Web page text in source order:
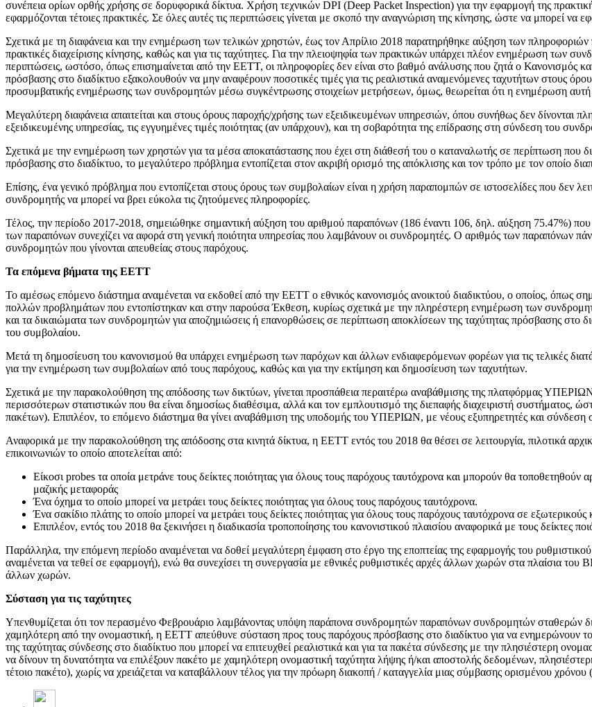
συνέπεια ορίων ορθής χρήσης σε δορυφορικά δίκτυα. Χρήση τεχνικών DPI (Deep Packet Inspection) για την εφαρμογή της
εφαρμόζονται τέτοιες πρακτικές. Σε όλες αυτές τις περιπτώσεις γίνεται με σκοπό την αναγνώριση της κίνησης, ώστε να μπορεί να
Σχετικά με τη διαφάνεια και την ενημέρωση των τελικών χρηστών, έως τον Απρίλιο 2018 παρατηρήθηκε αύξηση των
πρακτικές διαχείρισης κίνησης, καθώς και για τις ταχύτητες. Για την πλειοψηφία των πρακτικών υπάρχει πλέον ενημέρωση των
περιπτώσεις, ωστόσο, όπως επισημαίνεται από την ΕΕΤΤ, οι πληροφορίες δεν είναι στο βαθμό ανάλυσης που ζητά ο Κανονισμός
πρόσβασης στο διαδίκτυο εξακολουθούν να μην αναφέρουν ποσοτικές τιμές για τις ρεαλιστικά αναμενόμενες ταχυτήτων στους
προσυμβατικής ενημέρωσης των συνδρομητών μέσω συγκέντρωσης στοιχείων μετρήσεων, όμως, θεωρείται ότι η ενημέρωση αυτή
Μεγαλύτερη διαφάνεια απαιτείται και στους όρους παροχής/χρήσης των εξειδικευμένων υπηρεσιών, όπου συνήθως δεν δίνονται
εξειδικευμένης υπηρεσίας, τις εγγυημένες τιμές ποιότητας (αν υπάρχουν), και τη σοβαρότητα της επίδρασης στη σύνδεση του
Σχετικά με την ενημέρωση των χρηστών για τα μέσα αποκατάστασης που έχει στη διάθεσή του ο καταναλωτής σε περίπτωση που
πρόσβασης στο διαδίκτυο, το μεγαλύτερο πρόβλημα εντοπίζεται στον ακριβή ορισμό της απόκλισης και τον τρόπο με τον οποίο
Επίσης, ένα γενικό πρόβλημα που εντοπίζεται στους όρους των συμβολαίων είναι η χρήση παραπομπών σε ιστοσελίδες που δεν
συνδρομητής να μπορεί να βρει εύκολα τις ζητούμενες πληροφορίες.
Τέλος, την περίοδο 2017-2018, σημειώθηκε σημαντική αύξηση του αριθμού παραπόνων (186 έναντι 106, δηλ. αύξηση 75.47%)
των παραπόνων συνεχίζει να αφορά στη γενική ποιότητα υπηρεσίας που λαμβάνουν οι συνδρομητές. Ο αριθμός των παραπόνων
συνδρομητών που γίνονται απευθείας στους παρόχους.
Τα επόμενα βήματα της ΕΕΤΤ
Το αμέσως επόμενο διάστημα αναμένεται να εκδοθεί από την ΕΕΤΤ ο εθνικός κανονισμός ανοικτού διαδικτύου, ο οποίος, όπως
πολλών προβλημάτων που εντοπίστηκαν και στην παρούσα Έκθεση, κυρίως σχετικά με την πληρέστερη ενημέρωση των
και τα δικαιώματα των συνδρομητών για αποζημιώσεις ή επανορθώσεις σε περίπτωση αποκλίσεων της ταχύτητας πρόσβασης στο
του συμβολαίου.
Μετά τη δημοσίευση του κανονισμού θα υπάρχει ενημέρωση των παρόχων και άλλων ενδιαφερόμενων φορέων για τις τελικές
για την ενημέρωση των συμβολαίων από τους παρόχους, καθώς και για την εκτίμηση και δημοσίευση των ταχυτήτων.
Σχετικά με την παρακολούθηση της απόδοσης των δικτύων, γίνεται προσπάθεια περαιτέρω αναβάθμισης της πλατφόρμας
περισσότερων στατιστικών που θα είναι δημοσίως διαθέσιμα, αλλά και τον εμπλουτισμό της διεπαφής διαχειριστή
πακέτων). Επιπλέον, το επόμενο διάστημα θα γίνει αναβάθμιση της υποδομής του ΥΠΕΡΙΩΝ, με νέους εξυπηρετητές και σύνδεση
Αναφορικά με την παρακολούθηση της απόδοσης στα κινητά δίκτυα, η ΕΕΤΤ εντός του 2018 θα θέσει σε λειτουργία, πιλοτικά
επικοινωνιών το οποίο αποτελείται από:
Είκοσι probes τα οποία μετράνε τους δείκτες ποιότητας για όλους τους παρόχους ταυτόχρονα και μπορούν θα
μαζικής μεταφοράς
Ένα όχημα το οποίο μπορεί να μετράει τους δείκτες ποιότητας για όλους τους παρόχους ταυτόχρονα.
Ένα σακίδιο πλάτης το οποίο μπορεί να μετράει τους δείκτες ποιότητας για όλους τους παρόχους ταυτόχρονα σε
Επιπλέον, εντός του 2018 θα ξεκινήσει η διαδικασία τροποποίησης του κανονιστικού πλαισίου αναφορικά με τους δείκτες
Παράλληλα, την επόμενη περίοδο αναμένεται να δοθεί μεγαλύτερη έμφαση στο έργο της εποπτείας της εφαρμογής του
αναμένεται να τεθεί σε εφαρμογή), ενώ θα συνεχίσει τη συνεργασία με εθνικές ρυθμιστικές αρχές άλλων χωρών στα πλαίσια του
άλλων χωρών.
Σύσταση για τις ταχύτητες
Υπενθυμίζεται ότι τον περασμένο Φεβρουάριο λαμβάνοντας υπόψη παράπονα συνδρομητών παραπόνων συνδρομητών σταθερών
χαμηλότερη από την ονομαστική, η ΕΕΤΤ απεύθυνε σύσταση προς τους παρόχους πρόσβασης στο διαδίκτυο για να ενημερώνουν
της ταχύτητας σύνδεσης στο διαδίκτυο που μπορεί να επιτευχθεί ρεαλιστικά και για τα πακέτα σύνδεσης με την πλησιέστερη
να δίνουν τη δυνατότητα να επιλέξουν πακέτο με χαμηλότερη ονομαστική ταχύτητα λήψης ή/και αποστολής δεδομένων,
τέτοιο πακέτο), χωρίς να χρειάζεται να καταβάλλουν τέλος για την πρόωρη διακοπή / καταγγελία μιας σύμβασης ορισμένου